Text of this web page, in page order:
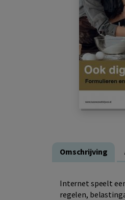
Omschrijving
Internet speelt
regelen,